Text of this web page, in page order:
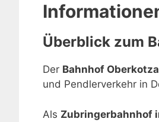
Überblick zum
Der Bahnhof
und Pendlerverkehr in
Als Zubringerbahnhof